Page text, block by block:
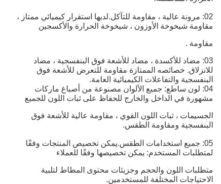
02: مرونة عالية ، مقاومة للتآكل.لديها استقرار كيميائي ممتاز ،
مقاومة شيخوخة الأوزون ، شيخوخة الحرارة والأكسجين
مقاومة .
03: مضاد للأكسدة ، مضاد للأشعة فوق البنفسجية ، مضاد
للانزلاق. خصائصه الممتازة مقاومة للتعرض للأشعة فوق
البنفسجية والتفاعلات الكيميائية العامة.
04: لون ساطع: جميع الألوان مصنوعة من أصباغ ماركات
مشهورة في الداخل والخارج للحفاظ على ثبات اللون للجميع
الجسيمات ، ثبات اللون القوي ، مقاومة عالية للأشعة فوق
البنفسجية ومقاومة الطقس.
05: جميع استخدامات الطقس.يمكن تخصيص المنتجات وفقًا
لمتطلبات المستخدم: يمكن تخصيصها وفقًا للعملاء
متطلبات اللون والحجم وجزيئات محتوى المطاط لتلبية
الاحتياجات المختلفة للمستخدمين.